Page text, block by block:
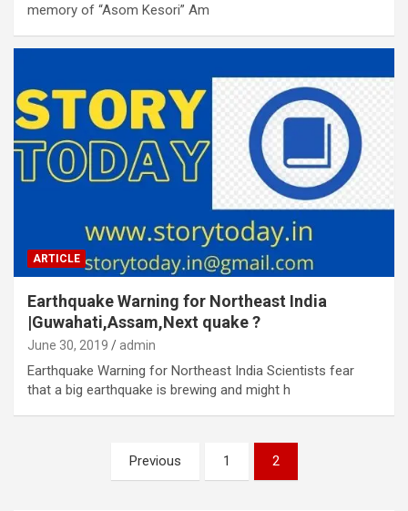
memory of “Asom Kesori” Am
ARTICLE
Earthquake Warning for Northeast India
|Guwahati,Assam,Next quake ?
June 30, 2019 admin
Earthquake Warning for Northeast India Scientists fear
that a big earthquake is brewing and might h
pagination
Previous 1 2